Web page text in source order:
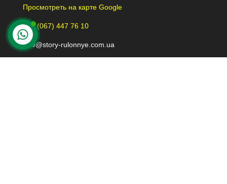
Просмотреть на карте Google
+38 (067) 447 76 10
kiev@story-rulonnye.com.ua